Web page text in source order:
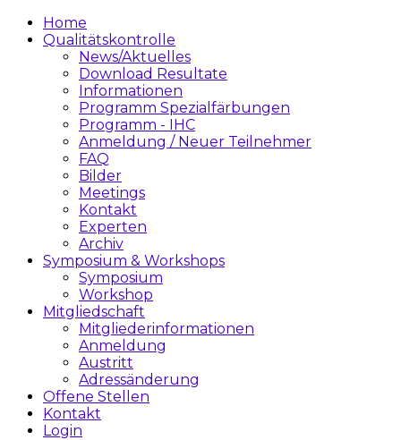
Home
Qualitätskontrolle
News/Aktuelles
Download Resultate
Informationen
Programm Spezialfärbungen
Programm - IHC
Anmeldung / Neuer Teilnehmer
FAQ
Bilder
Meetings
Kontakt
Experten
Archiv
Symposium & Workshops
Symposium
Workshop
Mitgliedschaft
Mitgliederinformationen
Anmeldung
Austritt
Adressänderung
Offene Stellen
Kontakt
Login